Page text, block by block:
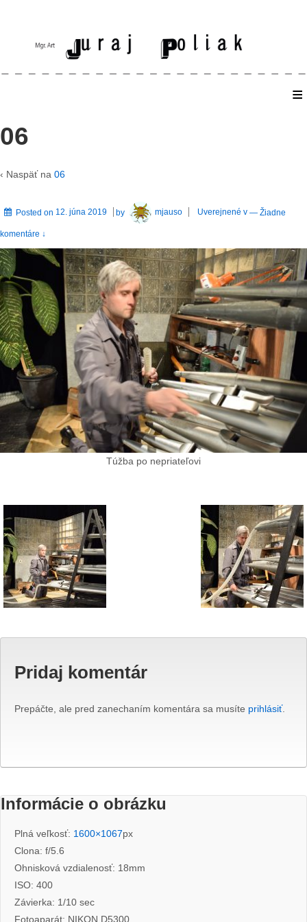
≡
06
‹ Naspäť na 06
Posted on 12. júna 2019 by mjauso Uverejnené v — Žiadne
komentáre ↓
Túžba po nepriateľovi
Pridaj komentár
Prepáčte, ale pred zanechaním komentára sa musíte prihlásiť.
Informácie o obrázku
Plná veľkosť: 1600×1067px
Clona: f/5.6
Ohnisková vzdialenosť: 18mm
ISO: 400
Závierka: 1/10 sec
Fotoaparát: NIKON D5300